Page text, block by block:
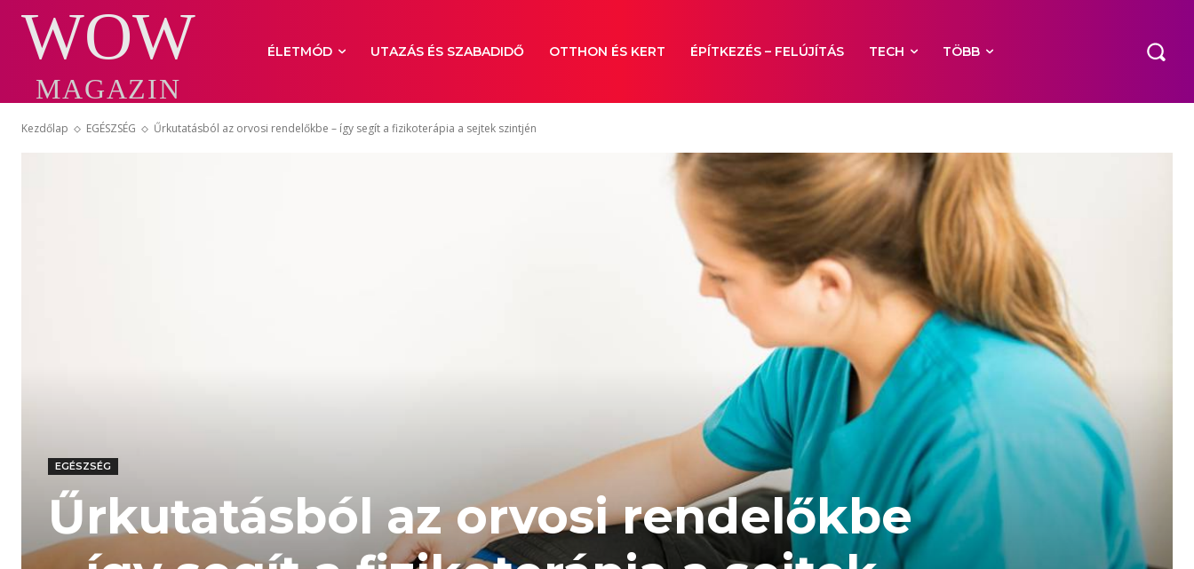
WOW
MAGAZIN
ÉLETMÓD UTAZÁS ÉS SZABADIDŐ OTTHON ÉS KERT ÉPÍTKEZÉS – FELÚJÍTÁS TECH TÖBB
Kezdőlap EGÉSZSÉG Űrkutatásból az orvosi rendelőkbe – így segít a fizikoterápia a sejtek szintjén
EGÉSZSÉG
Űrkutatásból az orvosi rendelőkbe